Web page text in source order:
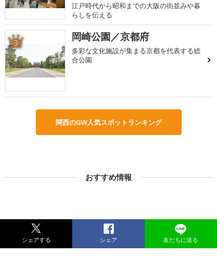
江戸時代から昭和までの大阪の街並みや暮
らしを伝える
3 岡崎公園／京都府
多彩な文化施設が集まる京都を代表する総
合公園
関西のGW人気スポットランキング
おすすめ情報
シェアする シェア 友だちに送る